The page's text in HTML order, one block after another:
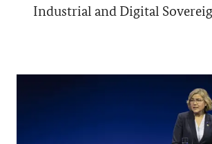
Industrial and Digital